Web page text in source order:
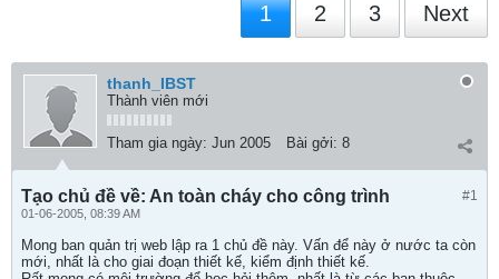
1 2 3 Next
thanh_IBST
Thành viên mới
Tham gia ngày: Jun 2005 Bài gởi: 8
#1
Tạo chủ đề về: An toàn cháy cho công trình
01-06-2005, 08:39 AM
Mong ban quản trị web lập ra 1 chủ đề này. Vấn để này ở nước ta còn
mới, nhất là cho giai đoạn thiết kế, kiểm định thiết kế.